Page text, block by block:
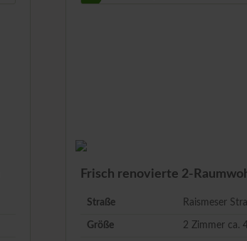
Frisch renovierte 2-
Straße Raismeser
Größe 2 Zimmer ca.